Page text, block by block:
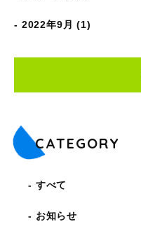
2022年9月 (1)
CATEGORY
すべて
お知らせ